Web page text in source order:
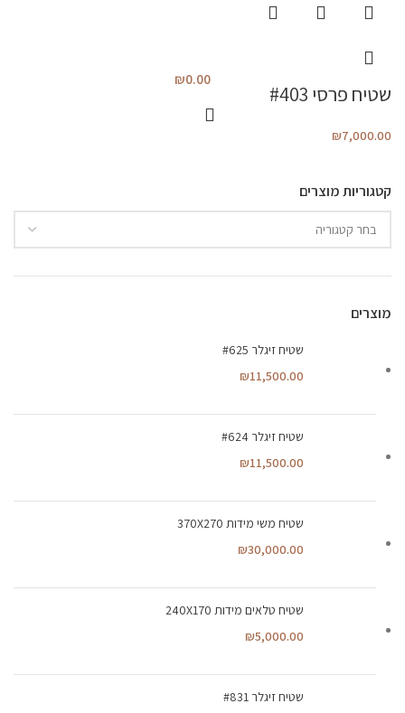
₪0.00
קטגוריות מוצרים
מוצרים
שטיח זיגלר #625
₪11,500.00
שטיח זיגלר #624
₪11,500.00
שטיח משי מידות 370X270
₪30,000.00
שטיח טלאים מידות 240X170
₪5,000.00
שטיח זיגלר #831
שטיח פרסי #403
₪7,000.00